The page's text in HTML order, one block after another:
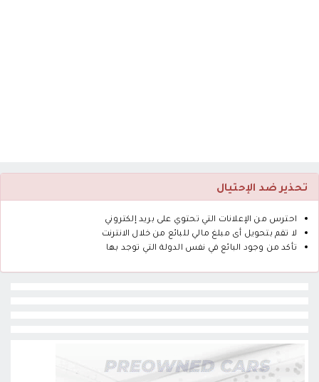
تحذير ضد الإحتيال
احترس من الإعلانات التي تحتوي على بريد إلكتروني
لا تقم بتحويل أى مبلغ مالي للبائع من خلال الانترنت
تأكد من وجود البائع في نفس الدولة التي توجد بها